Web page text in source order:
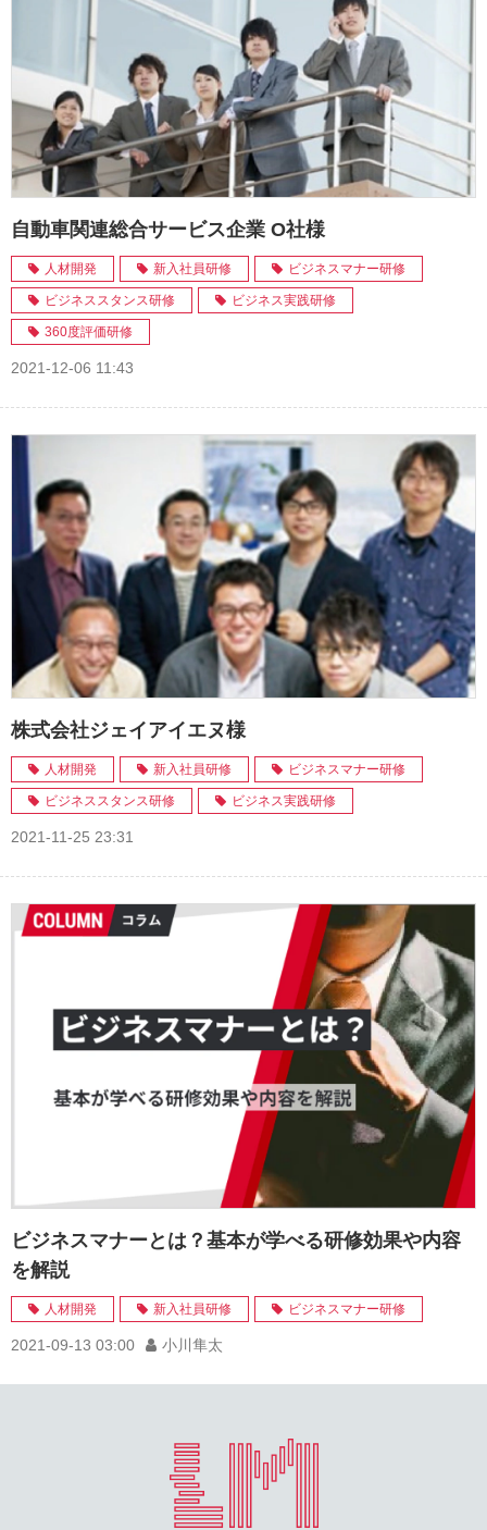
自動車関連総合サービス企業 O社様
人材開発 新入社員研修 ビジネスマナー研修
ビジネススタンス研修 ビジネス実践研修
360度評価研修
2021-12-06 11:43
株式会社ジェイアイエヌ様
人材開発 新入社員研修 ビジネスマナー研修
ビジネススタンス研修 ビジネス実践研修
2021-11-25 23:31
ビジネスマナーとは？基本が学べる研修効果や内容
を解説
人材開発 新入社員研修 ビジネスマナー研修
2021-09-13 03:00 小川隼太